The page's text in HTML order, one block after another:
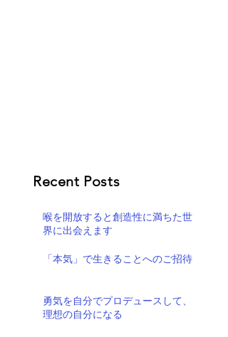
Recent Posts
喉を開放すると創造性に満ちた世
界に出会えます
「本気」で生きることへのご招待
勇気を自分でプロデュースして、
理想の自分になる